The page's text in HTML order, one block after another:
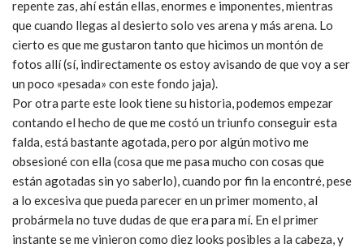
repente zas, ahí están ellas, enormes e imponentes, mientras
que cuando llegas al desierto solo ves arena y más arena. Lo
cierto es que me gustaron tanto que hicimos un montón de
fotos allí (sí, indirectamente os estoy avisando de que voy a ser
un poco «pesada» con este fondo jaja).
Por otra parte este look tiene su historia, podemos empezar
contando el hecho de que me costó un triunfo conseguir esta
falda, está bastante agotada, pero por algún motivo me
obsesioné con ella (cosa que me pasa mucho con cosas que
están agotadas sin yo saberlo), cuando por fin la encontré, pese
a lo excesiva que pueda parecer en un primer momento, al
probármela no tuve dudas de que era para mí. En el primer
instante se me vinieron como diez looks posibles a la cabeza, y